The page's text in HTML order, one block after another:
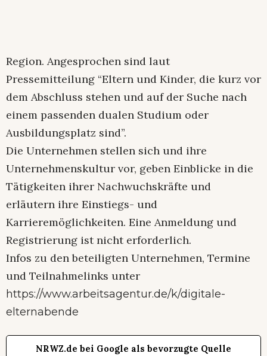
Region. Angesprochen sind laut
Pressemitteilung “Eltern und Kinder, die kurz vor
dem Abschluss stehen und auf der Suche nach
einem passenden dualen Studium oder
Ausbildungsplatz sind”.
Die Unternehmen stellen sich und ihre
Unternehmenskultur vor, geben Einblicke in die
Tätigkeiten ihrer Nachwuchskräfte und
erläutern ihre Einstiegs- und
Karrieremöglichkeiten. Eine Anmeldung und
Registrierung ist nicht erforderlich.
Infos zu den beteiligten Unternehmen, Termine
und Teilnahmelinks unter
https://www.arbeitsagentur.de/k/digitale-
elternabende
NRWZ.de bei Google als bevorzugte Quelle